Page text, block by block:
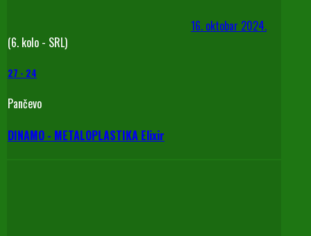
16. oktobar 2024.
(6. kolo - SRL)
27 - 24
Pančevo
DINAMO - METALOPLASTIKA Elixir